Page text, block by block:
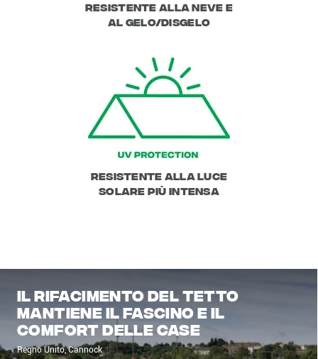
Resistente alla neve e
al gelo/disgelo
Resistente alla luce
solare più intensa
Il rifacimento del tetto
mantiene il fascino e il
comfort delle case
Regno Unito, Cannock